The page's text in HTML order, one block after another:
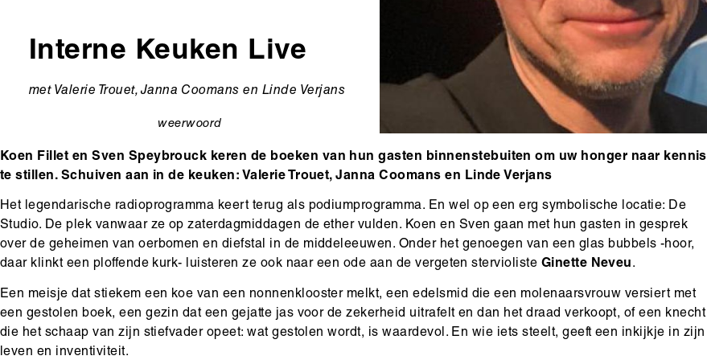
Interne Keuken Live
Ondertitel
met Valerie Trouet, Janna Coomans en Linde Verjans
weerwoord
Koen Fillet en Sven Speybrouck keren de boeken van hun gasten binnenstebuiten om uw honger naar kennis
te stillen. Schuiven aan in de keuken: Valerie Trouet, Janna Coomans en Linde Verjans
Het legendarische radioprogramma keert terug als podiumprogramma. En wel op een erg symbolische locatie: De
Studio. De plek vanwaar ze op zaterdagmiddagen de ether vulden. Koen en Sven gaan met hun gasten in gesprek
over de geheimen van oerbomen en diefstal in de middeleeuwen. Onder het genoegen van een glas bubbels -hoor,
daar klinkt een ploffende kurk- luisteren ze ook naar een ode aan de vergeten stervioliste Ginette Neveu.
Een meisje dat stiekem een koe van een nonnenklooster melkt, een edelsmid die een molenaarsvrouw versiert met
een gestolen boek, een gezin dat een gejatte jas voor de zekerheid uitrafelt en dan het draad verkoopt, of een knecht
die het schaap van zijn stiefvader opeet: wat gestolen wordt, is waardevol. En wie iets steelt, geeft een inkijkje in zijn
leven en inventiviteit.